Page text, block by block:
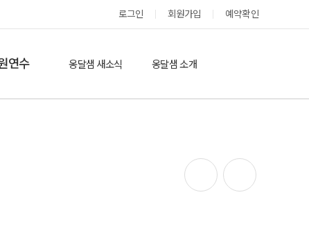
로그인 회원가입 예약확인
연수 옹달샘 새소식 옹달샘 소개
옹달샘 스테이 예약